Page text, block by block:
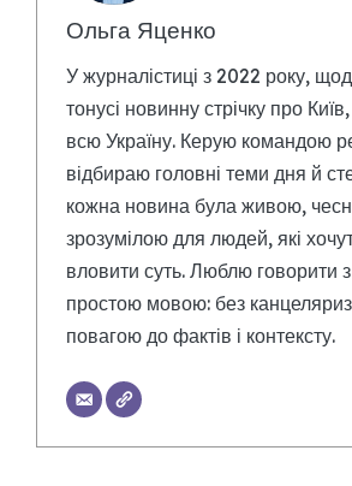
Ольга Яценко
У журналістиці з 2022 року,
тонусі новинну стрічку про
всю Україну. Керую командою
відбираю головні теми дня й
кожна новина була живою,
зрозумілою для людей, які
вловити суть. Люблю говорити
простою мовою: без
повагою до фактів і контексту.